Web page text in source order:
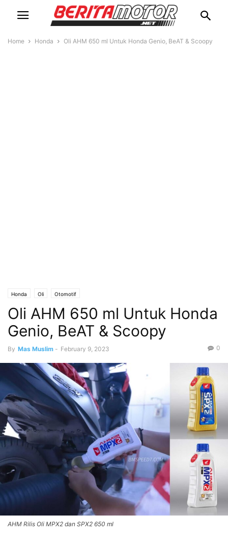
Home Honda Oli AHM 650 ml Untuk Honda Genio, BeAT & Scoopy
Honda Oli Otomotif
Oli AHM 650 ml Untuk Honda
Genio, BeAT & Scoopy
By Mas Muslim - February 9, 2023 0
AHM Rilis Oli MPX2 dan SPX2 650 ml